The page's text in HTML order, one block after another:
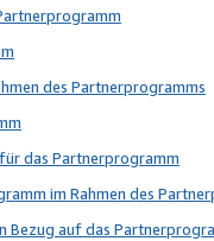
des Partnerprogramms
das Partnerprogramm
im Rahmen des
Bezug auf das